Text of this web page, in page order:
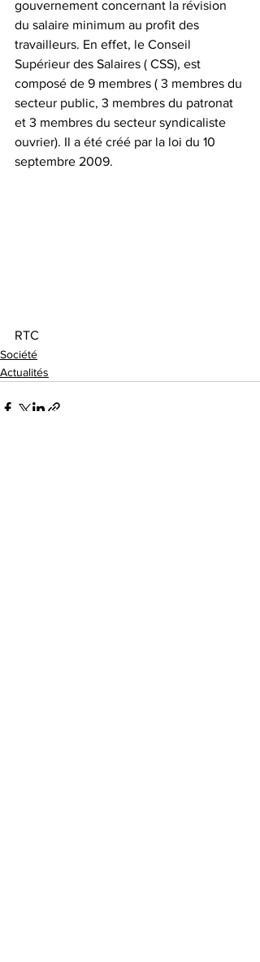
gouvernement concernant la révision
du salaire minimum au profit des
travailleurs. En effet, le Conseil
Supérieur des Salaires ( CSS), est
composé de 9 membres ( 3 membres du
secteur public, 3 membres du patronat
et 3 membres du secteur syndicaliste
ouvrier). Il a été créé par la loi du 10
septembre 2009.
RTC
Société
Actualités